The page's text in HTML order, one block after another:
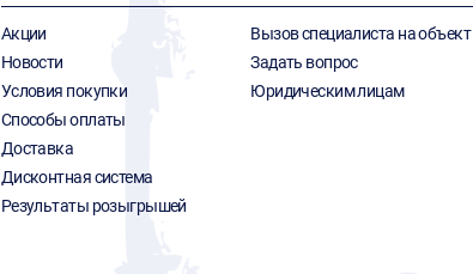
Акции
Новости
Условия покупки
Способы оплаты
Доставка
Дисконтная система
Результаты розыгрышей
Вызов специалиста на объект
Задать вопрос
Юридическим лицам